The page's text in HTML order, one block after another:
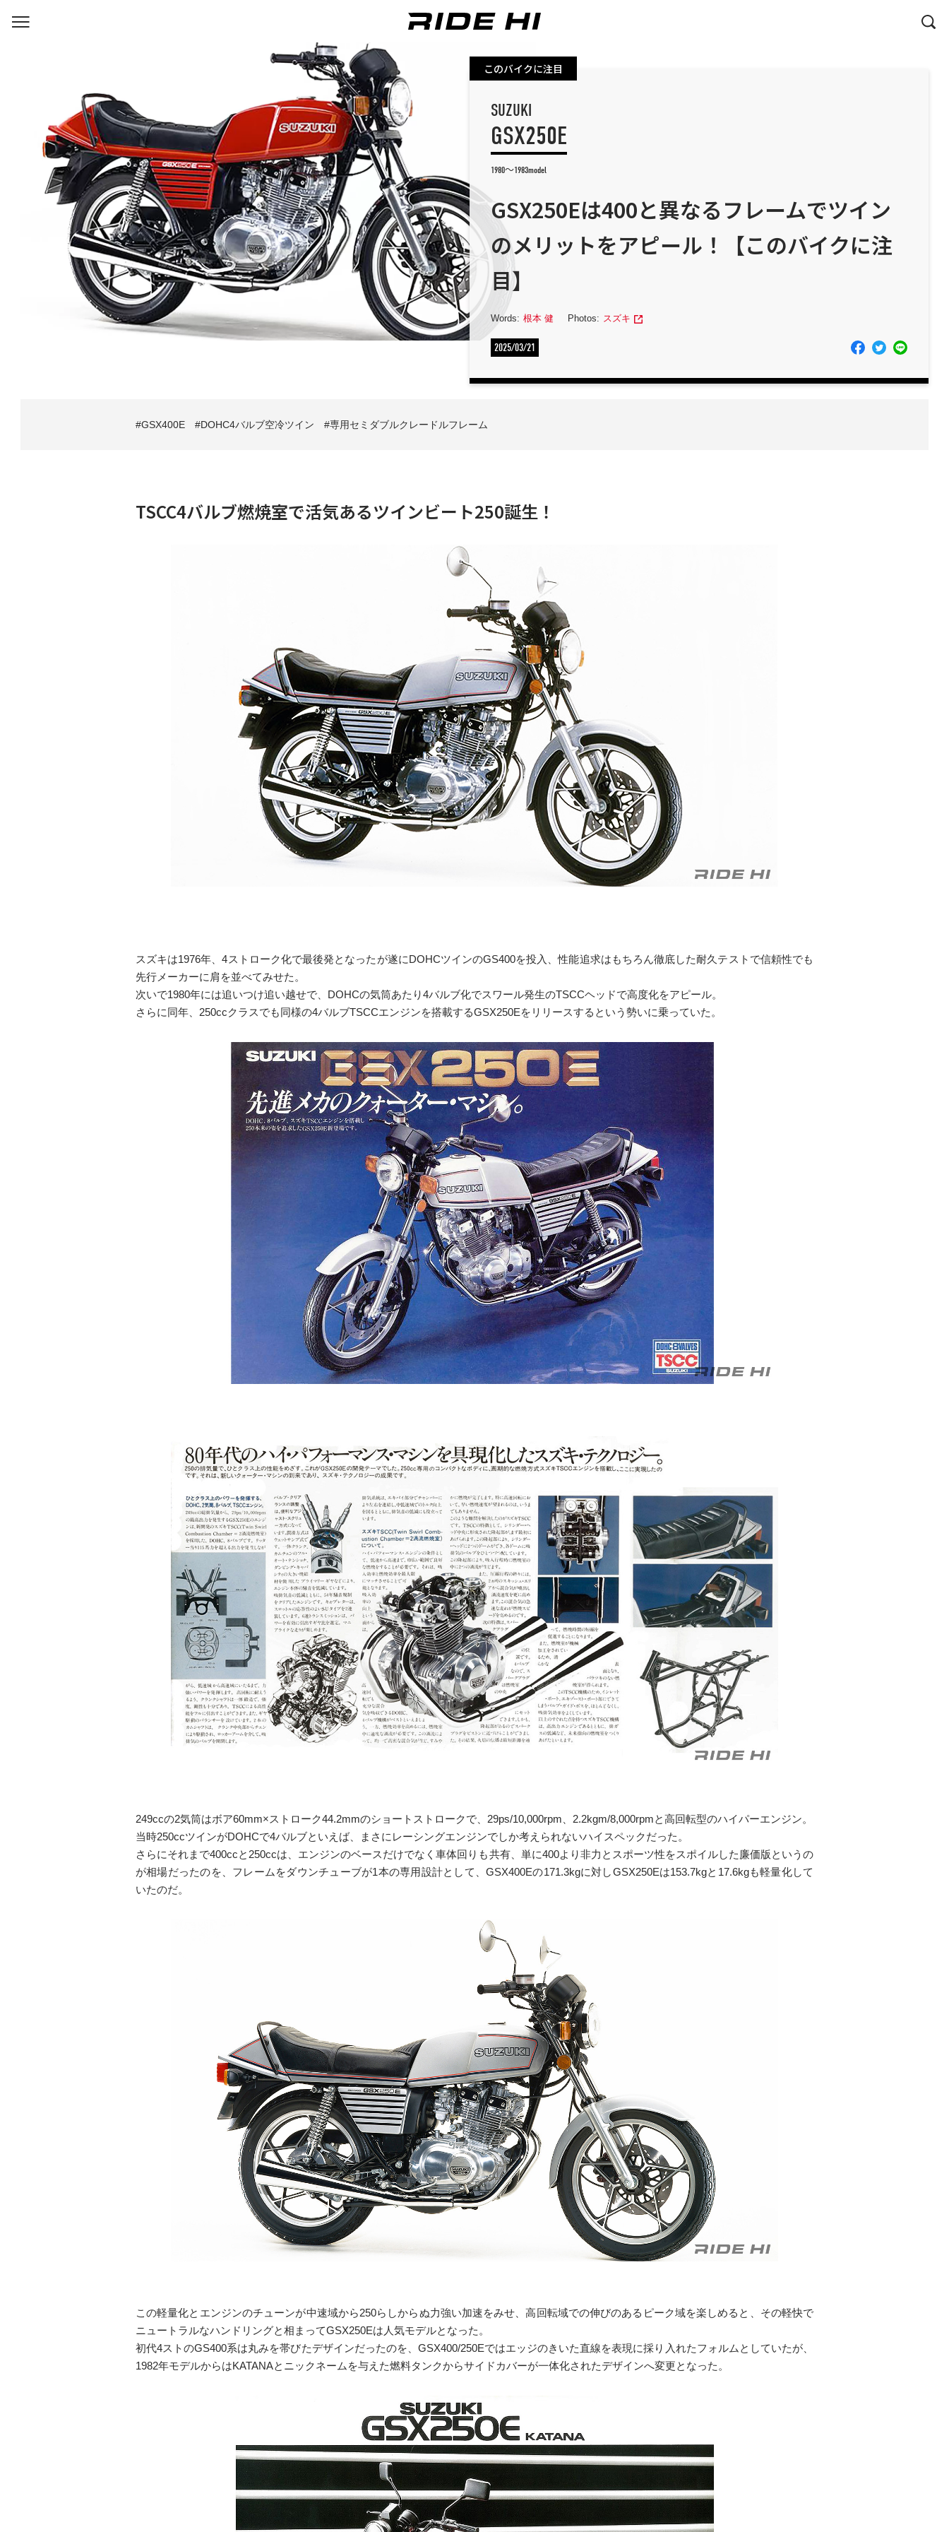
このバイクに注目
SUZUKI
GSX250E
1980～1983model
GSX250Eは400と異なるフレームでツイン
のメリットをアピール！【このバイクに注
目】
Words: 根本 健 Photos: スズキ
2025/03/21
GSX400E DOHC4バルブ空冷ツイン 専用セミダブルクレードルフレーム
TSCC4バルブ燃焼室で活気あるツインビート250誕生！
スズキは1976年、4ストローク化で最後発となったが遂にDOHCツインのGS400を投入、性能追求はもちろん徹底した耐久テストで信頼性でも
先行メーカーに肩を並べてみせた。
次いで1980年には追いつけ追い越せで、DOHCの気筒あたり4バルブ化でスワール発生のTSCCヘッドで高度化をアピール。
さらに同年、250ccクラスでも同様の4バルブTSCCエンジンを搭載するGSX250Eをリリースするという勢いに乗っていた。
249ccの2気筒はボア60mm×ストローク44.2mmのショートストロークで、29ps/10,000rpm、2.2kgm/8,000rpmと高回転型のハイパーエンジン。
当時250ccツインがDOHCで4バルブといえば、まさにレーシングエンジンでしか考えられないハイスペックだった。
さらにそれまで400ccと250ccは、エンジンのベースだけでなく車体回りも共有、単に400より非力とスポーツ性をスポイルした廉価版というの
が相場だったのを、フレームをダウンチューブが1本の専用設計として、GSX400Eの171.3kgに対しGSX250Eは153.7kgと17.6kgも軽量化して
いたのだ。
この軽量化とエンジンのチューンが中速域から250らしからぬ力強い加速をみせ、高回転域での伸びのあるピーク域を楽しめると、その軽快で
ニュートラルなハンドリングと相まってGSX250Eは人気モデルとなった。
初代4ストのGS400系は丸みを帯びたデザインだったのを、GSX400/250Eではエッジのきいた直線を表現に採り入れたフォルムとしていたが、
1982年モデルからはKATANAとニックネームを与えた燃料タンクからサイドカバーが一体化されたデザインへ変更となった。